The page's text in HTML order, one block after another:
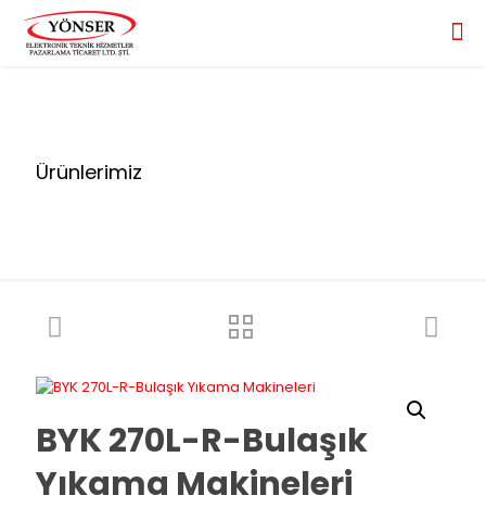
Ürünlerimiz
BYK 270L-R-Bulaşık
Yıkama Makineleri